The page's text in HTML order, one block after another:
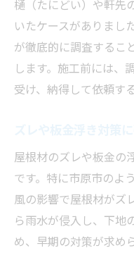
樋（たにどい）や軒先
いたケースがありまし
が徹底的に調査するこ
します。施工前には、
受け、納得して依頼す
屋根材のズレや板金の
です。特に市原市のよ
風の影響で屋根材がズ
ら雨水が侵入し、下地
め、早期の対策が求め